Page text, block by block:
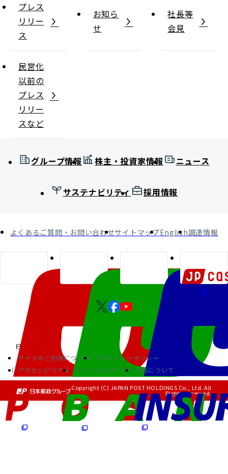
プレス
リリー
ス
お知ら
せ
社長等
会見
民営化
以前の
プレス
リリー
スなど
グループ情報 株主・投資家情報 ニュース
サステナビリティ 採用情報
よくあるご質問・お問い合わせサイトマップEnglish調達情報
サイトのご利用について
プライバシーポリシー
アクセシビリティ
ソーシャルメディア RSSについて
Copyright (C) JAPAN POST HOLDINGS Co., Ltd. All
Rights Reserved.